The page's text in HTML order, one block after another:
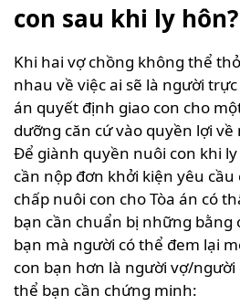
con sau khi ly hôn?
Khi hai vợ chồng không thể
nhau về việc ai sẽ là người
án quyết định giao con cho
dưỡng căn cứ vào quyền lợi về
Để giành quyền nuôi con khi
cần nộp đơn khởi kiện yêu
chấp nuôi con cho Tòa án có
bạn cần chuẩn bị những bằng
bạn mà người có thể đem lại
con bạn hơn là người vợ/người
thể bạn cần chứng minh: